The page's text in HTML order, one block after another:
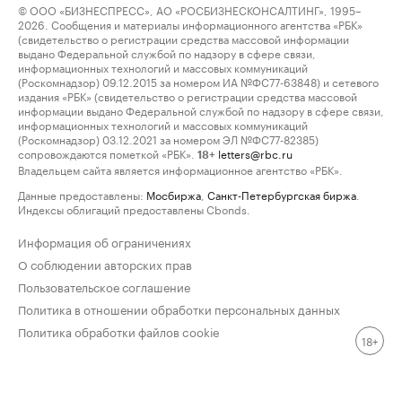
© ООО «БИЗНЕСПРЕСС», АО «РОСБИЗНЕСКОНСАЛТИНГ», 1995–
2026. Сообщения и материалы информационного агентства «РБК»
(свидетельство о регистрации средства массовой информации
выдано Федеральной службой по надзору в сфере связи,
информационных технологий и массовых коммуникаций
(Роскомнадзор) 09.12.2015 за номером ИА №ФС77-63848) и сетевого
издания «РБК» (свидетельство о регистрации средства массовой
информации выдано Федеральной службой по надзору в сфере связи,
информационных технологий и массовых коммуникаций
(Роскомнадзор) 03.12.2021 за номером ЭЛ №ФС77-82385)
сопровождаются пометкой «РБК».
18+ letters@rbc.ru
Владельцем сайта является информационное агентство «РБК».
Данные предоставлены: Мосбиржа Санкт-Петербургская биржа
Индексы облигаций предоставлены Cbonds.
Информация об ограничениях
О соблюдении авторских прав
Пользовательское соглашение
Политика в отношении обработки персональных данных
Политика обработки файлов cookie
18+